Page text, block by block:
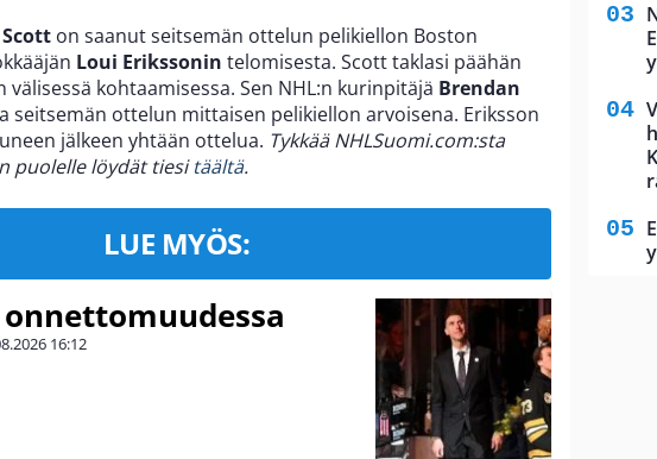
on saanut seitsemän ottelun pelikiellon Boston
Loui Erikssonin telomisesta. Scott taklasi päähän
välisessä kohtaamisessa. Sen NHL:n kurinpitäjä Brendan
seitsemän ottelun mittaisen pelikiellon arvoisena. Eriksson
jälkeen yhtään ottelua. Tykkää NHLSuomi.com:sta
puolelle löydät tiesitäältä.
LUE MYÖS:
16:12